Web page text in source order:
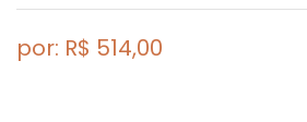
por: R$ 514,00